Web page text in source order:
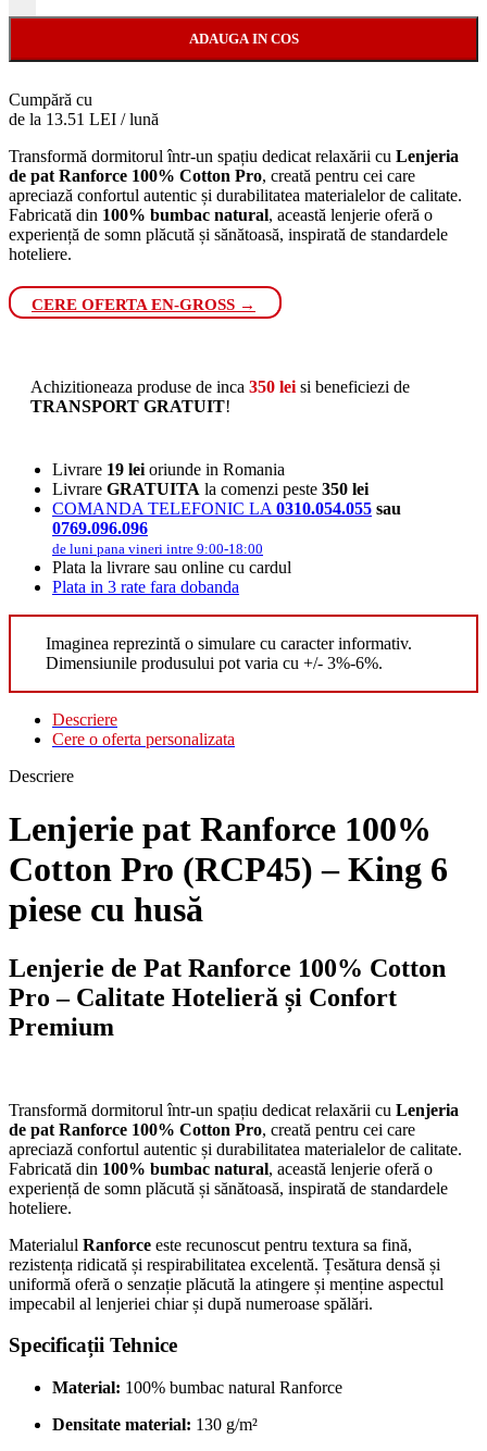
ADAUGA IN COS
Cumpără cu
de la 13.51 LEI / lună
Transformă dormitorul într-un spațiu dedicat relaxării cu Lenjeria
de pat Ranforce 100% Cotton Pro, creată pentru cei care
apreciază confortul autentic și durabilitatea materialelor de calitate.
Fabricată din 100% bumbac natural, această lenjerie oferă o
experiență de somn plăcută și sănătoasă, inspirată de standardele
hoteliere.
CERE OFERTA EN-GROSS →
Achizitioneaza produse de inca 350 lei si beneficiezi de
TRANSPORT GRATUIT!
Livrare 19 lei oriunde in Romania
Livrare GRATUITA la comenzi peste 350 lei
COMANDA TELEFONIC LA 0310.054.055 sau
0769.096.096
de luni pana vineri intre 9:00-18:00
Plata la livrare sau online cu cardul
Plata in 3 rate fara dobanda
Imaginea reprezintă o simulare cu caracter informativ.
Dimensiunile produsului pot varia cu +/- 3%-6%.
Descriere
Cere o oferta personalizata
Descriere
Lenjerie pat Ranforce 100%
Cotton Pro (RCP45) – King 6
piese cu husă
Lenjerie de Pat Ranforce 100% Cotton
Pro – Calitate Hotelieră și Confort
Premium
Transformă dormitorul într-un spațiu dedicat relaxării cu Lenjeria
de pat Ranforce 100% Cotton Pro, creată pentru cei care
apreciază confortul autentic și durabilitatea materialelor de calitate.
Fabricată din 100% bumbac natural, această lenjerie oferă o
experiență de somn plăcută și sănătoasă, inspirată de standardele
hoteliere.
Materialul Ranforce este recunoscut pentru textura sa fină,
rezistența ridicată și respirabilitatea excelentă. Țesătura densă și
uniformă oferă o senzație plăcută la atingere și menține aspectul
impecabil al lenjeriei chiar și după numeroase spălări.
Specificații Tehnice
Material: 100% bumbac natural Ranforce
Densitate material: 130 g/m²